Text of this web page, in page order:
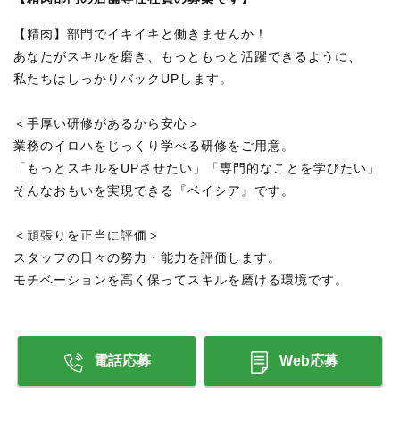
【精肉】部門でイキイキと働きませんか！
あなたがスキルを磨き、もっともっと活躍できるように、
私たちはしっかりバックUPします。
＜手厚い研修があるから安心＞
業務のイロハをじっくり学べる研修をご用意。
「もっとスキルをUPさせたい」「専門的なことを学びたい」
そんなおもいを実現できる『ベイシア』です。
＜頑張りを正当に評価＞
スタッフの日々の努力・能力を評価します。
モチベーションを高く保ってスキルを磨ける環境です。
電話応募 Web応募